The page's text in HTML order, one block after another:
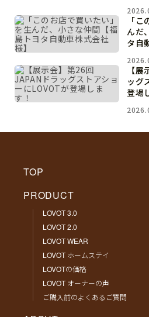
「
んだ
タ自
【
ッグ
登場
TOP
PRODUCT
LOVOT 3.0
LOVOT 2.0
LOVOT WEAR
LOVOT ホームステイ
LOVOTの価格
LOVOT オーナーの声
ご購入前のよくあるご質問